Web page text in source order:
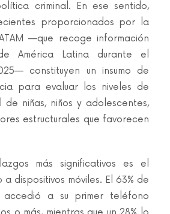
criminal. En ese sentido,
proporcionados por la
—que recoge información
América Latina durante el
constituyen un insumo de
para evaluar los niveles de
de niñas, niños y adolescentes,
estructurales que favorecen
más significativos es el
dispositivos móviles. El 63% de
accedió a su primer teléfono